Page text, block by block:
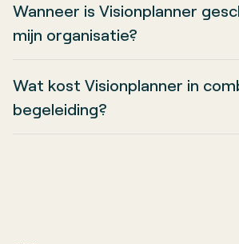
meetbare KPI’s en deze
Wanneer is Visionplanner
mijn organisatie?
aan vooruitkijken, scenario’s en
resultaatgericht sturen.
Wat kost Visionplanner in
begeleiding?